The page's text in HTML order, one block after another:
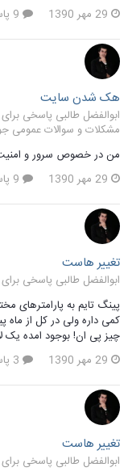
29 مهر 1390
هک شدن سایت
ابوالفضل طالبی پاسخی برای mehrtadbir در یک موضوع ارسال کرد در
مشکلات و سوالات عمومی
من در خصوص سرور و امنیت
29 مهر 1390
تغییر هاست
ابوالفضل طالبی پاسخی برای majid.fathi در یک موضوع ارسال کرد در
پینگ تایم به پارامترهای
کمی داره ولی در کل از
چیز پی ان! بوجود امده یک
29 مهر 1390
تغییر هاست
ابوالفضل طالبی پاسخی برای majid.fathi در یک موضوع ارسال کرد در